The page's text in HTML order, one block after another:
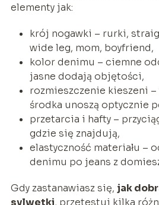
elementy jak:
krój nogawki – rurki,
wide leg, mom, boyfriend,
kolor denimu – ciemne
jasne dodają objętości,
rozmieszczenie kieszeni
środka unoszą optycznie
przetarcia i hafty –
gdzie się znajdują,
elastyczność materiału –
denimu po jeans z
Gdy zastanawiasz się, jak
sylwetki, przetestuj kilka